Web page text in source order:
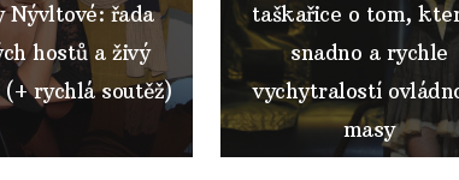
Nývltové: řada
hostů a živý
rychlá soutěž)
taškařice o tom,
snadno a rychle
vychytralostí
masy